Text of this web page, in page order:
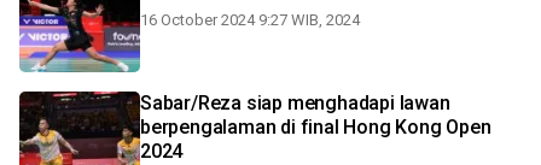
16 October 2024 9:27 WIB, 2024
Sabar/Reza siap menghadapi lawan
berpengalaman di final Hong Kong Open
2024